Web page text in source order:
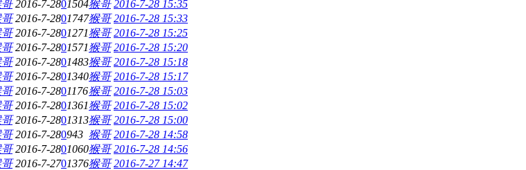
2016-7-2801504猴哥 2016-7-28 15:35
2016-7-2801747猴哥 2016-7-28 15:33
2016-7-2801271猴哥 2016-7-28 15:25
2016-7-2801571猴哥 2016-7-28 15:20
2016-7-2801483猴哥 2016-7-28 15:18
2016-7-2801340猴哥 2016-7-28 15:17
2016-7-2801176猴哥 2016-7-28 15:03
2016-7-2801361猴哥 2016-7-28 15:02
2016-7-2801313猴哥 2016-7-28 15:00
2016-7-280943 猴哥 2016-7-28 14:58
2016-7-2801060猴哥 2016-7-28 14:56
2016-7-2701376猴哥 2016-7-27 14:47